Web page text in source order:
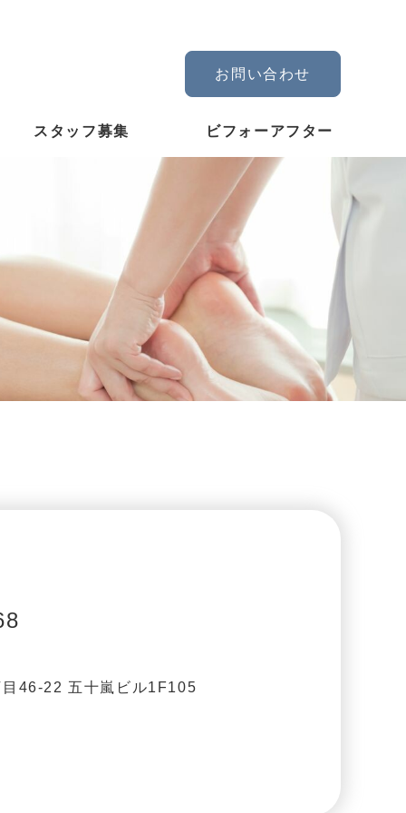
お問い合わせ
スタッフ募集 ビフォーアフター
46-22 五十嵐ビル1F105